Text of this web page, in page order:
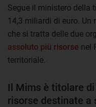
Segue il ministero della
14,3 miliardi di euro. Un
che si tratta delle due
assoluto più risorse nel
territoriale.
Il Mims è titolare
risorse destinate a